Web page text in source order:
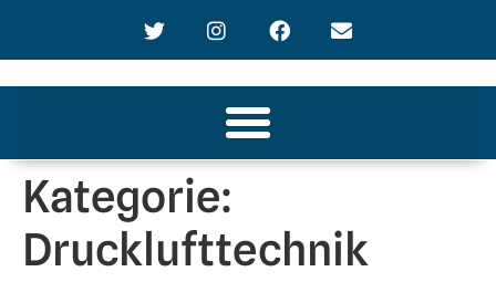
Kategorie:
Drucklufttechnik